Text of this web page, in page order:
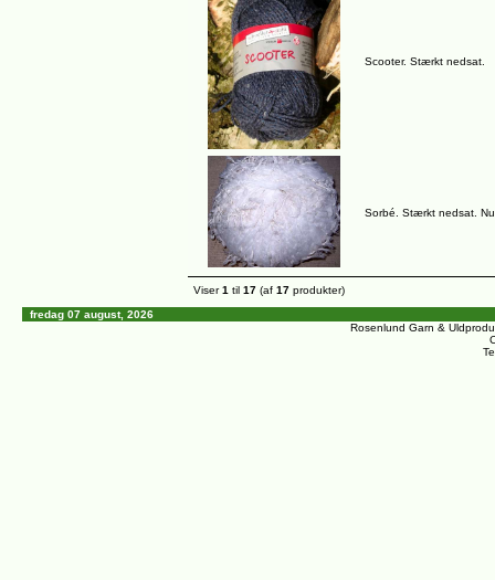
Scooter. Stærkt nedsat.
Sorbé. Stærkt nedsat.
Viser1 til 17 (af 17 produkter)
fredag 07 august, 2026
Rosenlund Garn &